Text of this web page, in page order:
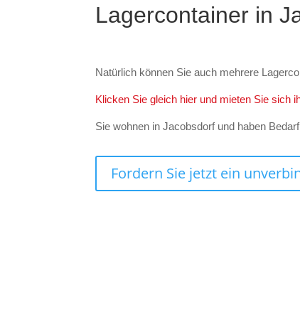
Lagercontainer in
Natürlich können Sie auch mehrere
Klicken Sie gleich hier und mieten Sie sich
Sie wohnen in Jacobsdorf und haben
Fordern Sie jetzt ein